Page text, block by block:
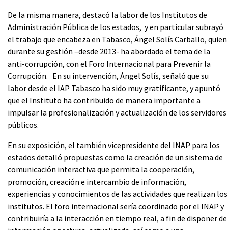
De la misma manera, destacó la labor de los Institutos de
Administración Pública de los estados, y en particular subrayó
el trabajo que encabeza en Tabasco, Ángel Solís Carballo, quien
durante su gestión –desde 2013- ha abordado el tema de la
anti-corrupción, con el Foro Internacional para Prevenir la
Corrupción. En su intervención, Ángel Solís, señaló que su
labor desde el IAP Tabasco ha sido muy gratificante, y apuntó
que el Instituto ha contribuido de manera importante a
impulsar la profesionalización y actualización de los servidores
públicos.
En su exposición, el también vicepresidente del INAP para los
estados detalló propuestas como la creación de un sistema de
comunicación interactiva que permita la cooperación,
promoción, creación e intercambio de información,
experiencias y conocimientos de las actividades que realizan los
institutos. El foro internacional sería coordinado por el INAP y
contribuiría a la interacción en tiempo real, a fin de disponer de